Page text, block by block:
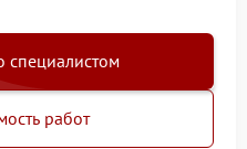
специалистом
работ